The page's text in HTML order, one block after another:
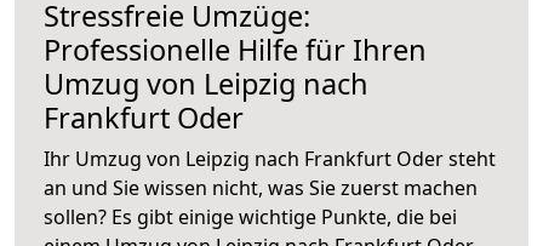
Stressfreie Umzüge:
Professionelle Hilfe für Ihren
Umzug von Leipzig nach
Frankfurt Oder
Ihr Umzug von Leipzig nach Frankfurt Oder steht
an und Sie wissen nicht, was Sie zuerst machen
sollen? Es gibt einige wichtige Punkte, die bei